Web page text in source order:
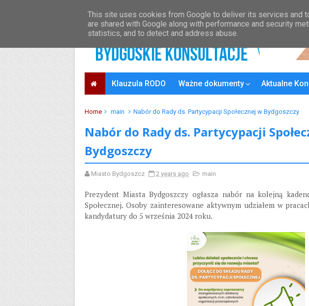
Klauzula RODO Ważne dokumenty Aktualne
Home main Nabór do Rady ds. Partycypacji Społecznej w Bydgoszczy
Nabór do Rady ds. Partycypacji
Bydgoszczy
Miasto Bydgoszcz 2 years ago main
Prezydent Miasta Bydgoszczy ogłasza nabór na kolejną
Społecznej. Osoby zainteresowane aktywnym udziałem w
kandydatury do 5 września 2024 roku.
This site uses cookies from Google to deliver its services and
are shared with Google along with performance and security
statistics, and to detect and address abuse.